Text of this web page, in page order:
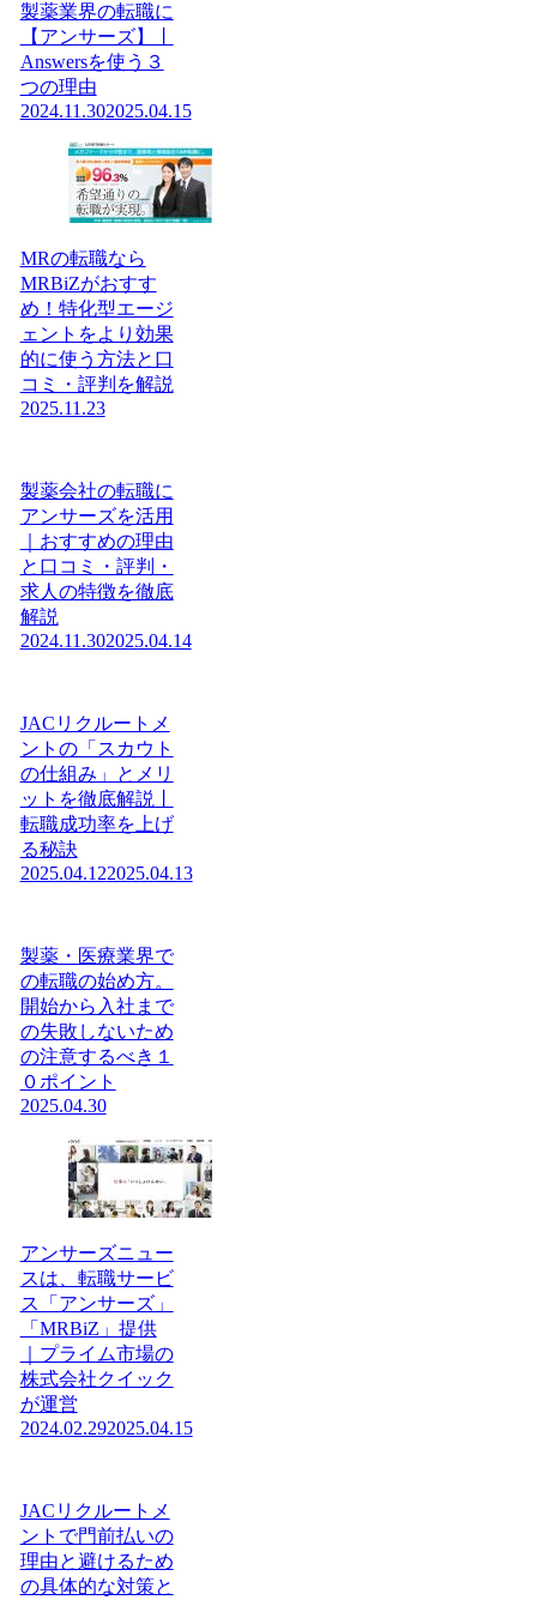
製薬業界の転職に
【アンサーズ】丨
Answersを使う３
つの理由
2024.11.302025.04.15
MRの転職なら
MRBiZがおすす
め！特化型エージ
ェントをより効果
的に使う方法と口
コミ・評判を解説
2025.11.23
製薬会社の転職に
アンサーズを活用
｜おすすめの理由
と口コミ・評判・
求人の特徴を徹底
解説
2024.11.302025.04.14
JACリクルートメ
ントの「スカウト
の仕組み」とメリ
ットを徹底解説丨
転職成功率を上げ
る秘訣
2025.04.122025.04.13
製薬・医療業界で
の転職の始め方。
開始から入社まで
の失敗しないため
の注意するべき１
０ポイント
2025.04.30
アンサーズニュー
スは、転職サービ
ス「アンサーズ」
「MRBiZ」提供
｜プライム市場の
株式会社クイック
が運営
2024.02.292025.04.15
JACリクルートメ
ントで門前払いの
理由と避けるため
の具体的な対策と